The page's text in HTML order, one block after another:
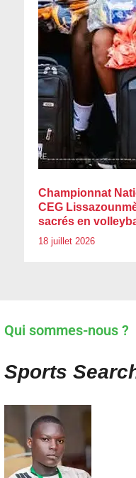
Championnat
CEG
sacrés en
18 juillet 2026
Qui sommes-nous ?
Sports